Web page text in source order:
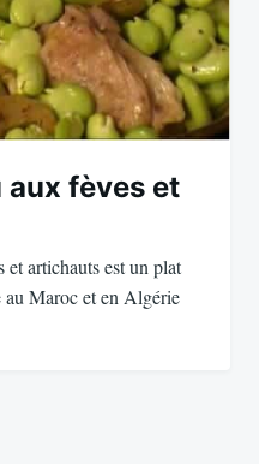
aux fèves et
et artichauts est un plat
au Maroc et en Algérie